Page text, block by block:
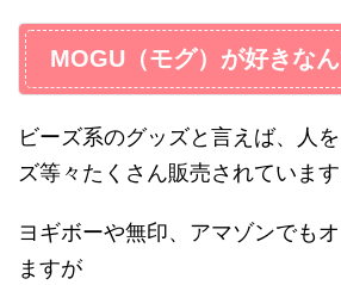
MOGU（モグ）が好きなん
ビーズ系のグッズと言えば、人
ズ等々たくさん販売されています
ヨギボーや無印、アマゾンでも
ますが